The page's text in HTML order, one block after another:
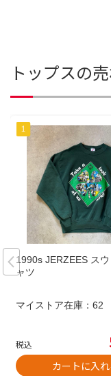
トップスの
1990s JERZEES ス
ャツ
マイストア在庫： 62
税込
カートに入れ